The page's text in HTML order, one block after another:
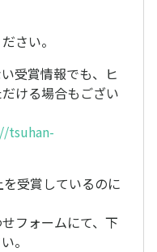
さい。
受賞情報でも、ヒ
ける場合もござい
tsuhan-
受賞しているのに
フォームにて、下
。